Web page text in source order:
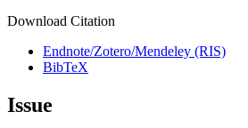
Download Citation
Endnote/Zotero/Mendeley (RIS)
BibTeX
Issue